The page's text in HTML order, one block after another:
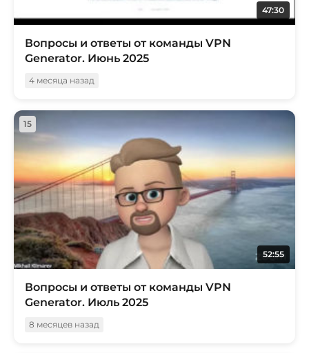
47:30
Вопросы и ответы от команды VPN
Generator. Июнь 2025
4 месяца назад
15
52:55
Вопросы и ответы от команды VPN
Generator. Июль 2025
8 месяцев назад